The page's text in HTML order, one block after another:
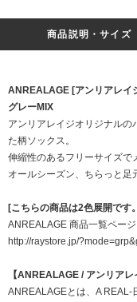
商品説明・サイズ
ANREALAGE [アンリアレイ
グレーMIX
アンリアレイジオリジナルの
た柄ソックス。
伸縮性のあるフリーサイズで
オールシーズン、ちらっと足
[こちらの商品は2色展開です
ANREALAGE 商品一覧ページ
http://raystore.jp/
【ANREALAGE / アンリアレ
ANREALAGEとは、A REAL-